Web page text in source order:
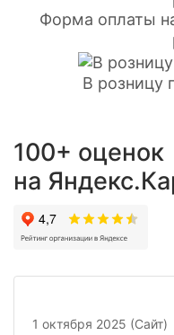
Форма оплаты
В розницу
100+ оценок
на
1 октября 2025 (Сайт)